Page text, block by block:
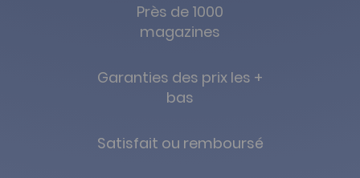
Près de 1000
magazines
Garanties des prix les +
bas
Satisfait ou remboursé